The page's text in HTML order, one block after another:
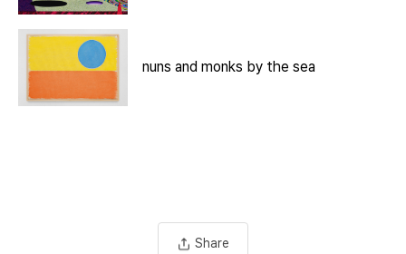
nuns and monks by the sea
Share